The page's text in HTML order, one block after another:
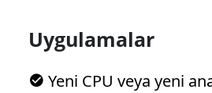
Uygulamalar
Yeni CPU veya yeni